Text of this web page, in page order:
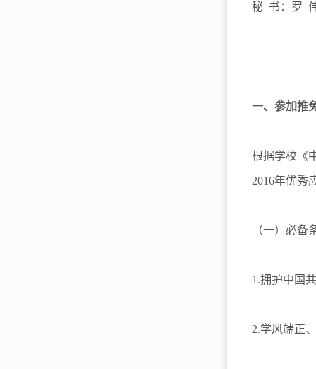
秘 书：罗
一、参加推
根据学校《
2016年优秀
（一）必备
1.拥护中国
2.学风端正